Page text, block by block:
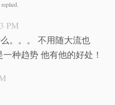
PM
。。。 不用随大流也
种趋势 他有他的好处！